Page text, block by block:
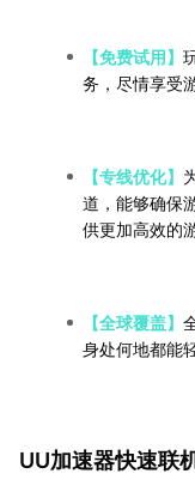
【免费试用】
务，尽情享受
【专线优化】
道，能够确保
供更加高效的
【全球覆盖】
身处何地都能
UU加速器快速联